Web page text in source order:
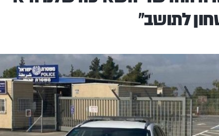
לתושב"